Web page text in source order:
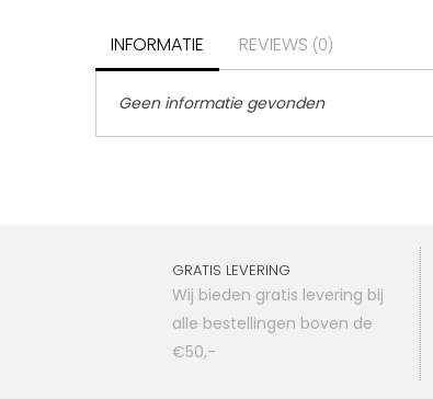
INFORMATIE REVIEWS (0)
Geen informatie gevonden
GRATIS LEVERING
Wij bieden gratis levering bij
alle bestellingen boven de
€50,-